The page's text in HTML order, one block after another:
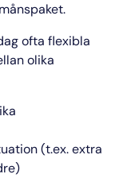
ofta flexibla
olika
(t.ex. extra